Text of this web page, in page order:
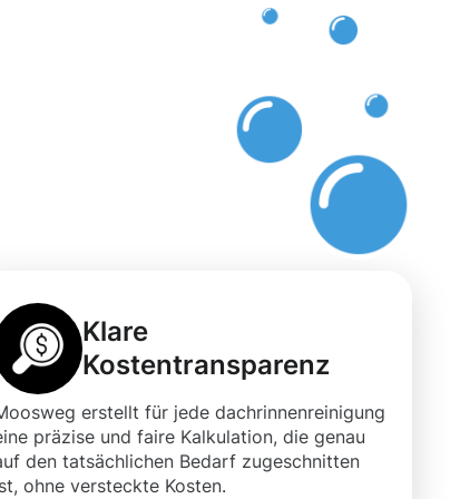
Klare
Kostentransparenz
erstellt für jede dachrinnenreinigung
präzise und faire Kalkulation, die genau
den tatsächlichen Bedarf zugeschnitten
ohne versteckte Kosten.